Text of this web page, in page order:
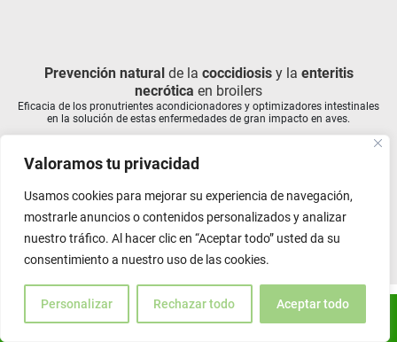
Valoramos tu privacidad
Usamos cookies para mejorar su experiencia de navegación,
mostrarle anuncios o contenidos personalizados y analizar
nuestro tráfico. Al hacer clic en “Aceptar todo” usted da su
consentimiento a nuestro uso de las cookies.
Personalizar Rechazar todo Aceptar todo
ES
40 añosde experiencia ofreciendo soluciones
Prevención naturalde la coccidiosisy la enteritis
necrótica en broilers
Eficacia de los pronutrientes acondicionadores y optimizadores intestinales
en la solución de estas enfermedades de gran impacto en aves.
Pronutrientes acondicionadoresintestinales como
remplazo del óxido de zinc en lechones post-destete
Mayor bienestar intestinal en lechones mejorando el desarrollo y
previniendo la aparición de diarreas.
Estrategia efectivapara mitigar la contaminación con
aflatoxinasen vacas lecheras
Suplementación en vacas lecheras con un captador de micotoxinas
(Silicoglicidol) para la reducción de aflatoxina M1 en leche.
Acuicultura
Los niveles elevados de amoníaco en sistemas acuícolas pueden provocar
una serie de efectos adversos, incluyendo estrés fisiológico, daño en
branquias, supresión del sistema inmunológico y, en casos extremos,
mortalidad.
Mantén elbienestar de los perros en edad avanzada
La suplementación de las dietas con pronutrientes que promueven la
correcta fisiológica de los órganos (intestino, sistema inmune, hígado) es
un factor diferencial para mantener la salud de los perros en avanzada
edad.